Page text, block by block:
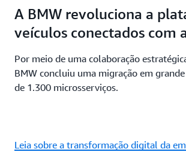
A BMW revoluciona a
veículos conectados com
Por meio de uma colaboração
BMW concluiu uma migração em
de 1.300 microsserviços.
Leia sobre a transformação digital da